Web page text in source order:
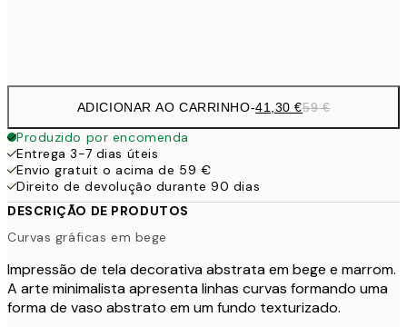
ADICIONAR AO CARRINHO-41,30 €59 €
Produzido por encomenda
Entrega 3-7 dias úteis
Envio gratuit o acima de 59 €
Direito de devolução durante 90 dias
DESCRIÇÃO DE PRODUTOS
Curvas gráficas em bege
Impressão de tela decorativa abstrata em bege e marrom.
A arte minimalista apresenta linhas curvas formando uma
forma de vaso abstrato em um fundo texturizado.